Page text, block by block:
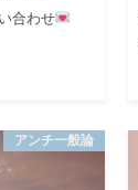
合わせ
アンチ一般論